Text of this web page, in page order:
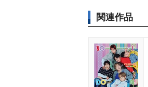
関連作品